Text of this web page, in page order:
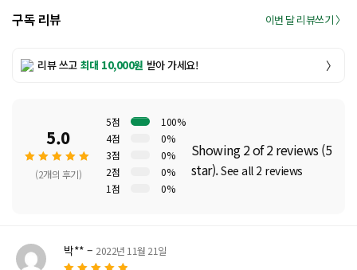
구독 리뷰 이번 달 리뷰쓰기 〉
리뷰 쓰고 최대 10,000원 받아 가세요! 〉
5.0
됨
(2개의 후기)
5점
100%
4점
0%
3점
0%
2점
0%
1점
0%
Showing 2 of 2 reviews (5
star).See all 2 reviews
박** – 2022년 11월 21일